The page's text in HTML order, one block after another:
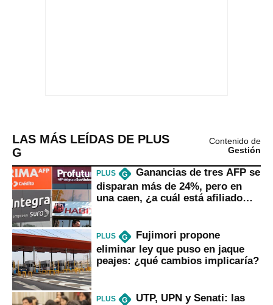
LAS MÁS LEÍDAS DE PLUS
G
Contenido de
Gestión
PLUS G
Ganancias de tres AFP se
disparan más de 24%, pero en
una caen, ¿a cuál está afiliado
PLUS G
Fujimori propone
eliminar ley que puso en jaque
peajes: ¿qué cambios implicaría?
PLUS G
UTP, UPN y Senati: las